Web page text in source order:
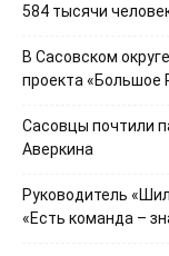
584 тысячи
В Сасовском
проекта «Большое
Сасовцы почтили
Аверкина
Руководитель
«Есть команда –